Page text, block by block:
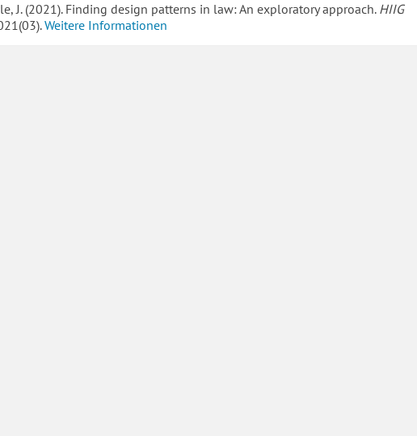
J. (2021). Finding design patterns in law: An exploratory approach. HIIG
Weitere Informationen